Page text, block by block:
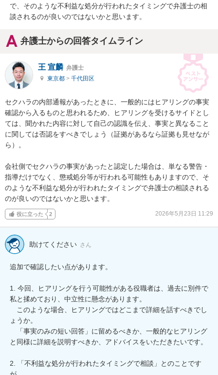
で、そのような不利益な処分が行われたタイミングで弁護士の相
談されるのが良いのではないかと思います。
弁護士からの回答タイムライン
王 宣麟 弁護士
東京都 > 千代田区
セクハラの内部通報があったときに、一般的にはヒアリングの事実
確認から入るものと思われるため、ヒアリングを受けるサイドとし
ては、聞かれた内容に対して自己の認識を伝え、事実と異なること
に関しては否認をすべきでしょう（証拠があるなら証拠も見せなが
ら）。
会社側でセクハラの事実があったと認定した場合は、単なる警告・
指導だけでなく、懲戒処分等が行われる可能性もありますので、そ
のような不利益な処分が行われたタイミングで弁護士の相談される
のが良いのではないかと思います。
役に立った 2 2026年5月23日 11:29
助けてください さん
追加で確認したい点があります。
1. 今回、ヒアリングを行う可能性がある役職者は、過去に別件で
私と揉めており、中立性に懸念があります。
このような場合、ヒアリングではどこまで詳細を話すべきでし
ょうか。
「事実のみの短い回答」に留めるべきか、一般的なヒアリング
と同様に詳細を説明すべきか、アドバイスをいただきたいです。
2. 「不利益な処分が行われたタイミングで相談」とのことです